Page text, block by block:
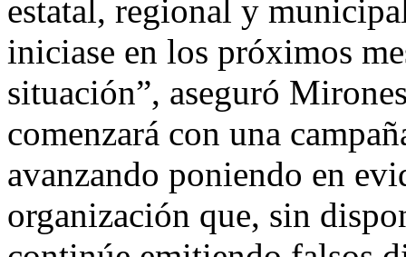
estatal, regional y
iniciase en los próximos
situación”, aseguró
comenzará con una
avanzando poniendo en
organización que, sin